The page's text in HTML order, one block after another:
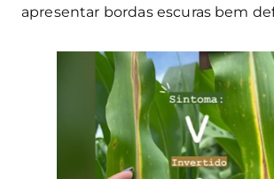
apresentar bordas escuras bem